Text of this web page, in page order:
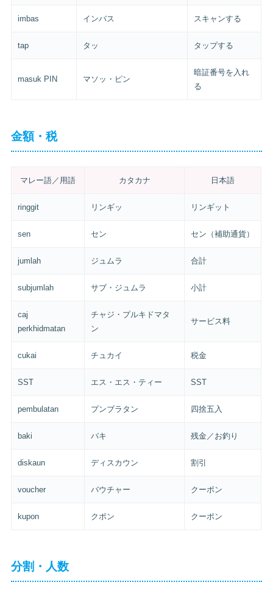
imbas インバス スキャンする
tap タッ タップする
masuk PIN マソッ・ピン
暗証番号を入れ
る
金額・税
マレー語／用語 カタカナ 日本語
ringgit リンギッ リンギット
sen セン セン（補助通貨）
jumlah ジュムラ 合計
subjumlah サブ・ジュムラ 小計
caj
perkhidmatan
チャジ・プルキドマタ
ン
サービス料
cukai チュカイ 税金
SST エス・エス・ティー SST
pembulatan プンブラタン 四捨五入
baki バキ 残金／お釣り
diskaun ディスカウン 割引
voucher バウチャー クーポン
kupon クポン クーポン
分割・人数